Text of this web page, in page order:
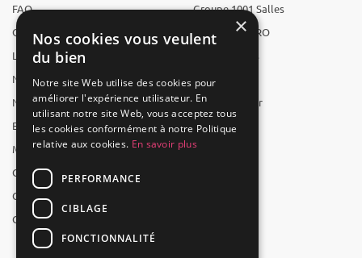
FAQ
Qui sommes-nous ?
L'équipe
Nous recrutons
Nos partenaires
Espace presse
Mentions légales
CGV
CGU
Contact
Groupe 1001 Salles
1001 Salles PRO
1001 Traiteurs
1001 Artistes
Reserverunbar
MP2
×
Nos cookies vous veulent
du bien
Notre site Web utilise des cookies pour
améliorer l'expérience utilisateur. En
utilisant notre site Web, vous acceptez tous
les cookies conformément à notre Politique
relative aux cookies. En savoir plus
PERFORMANCE
CIBLAGE
FONCTIONNALITÉ